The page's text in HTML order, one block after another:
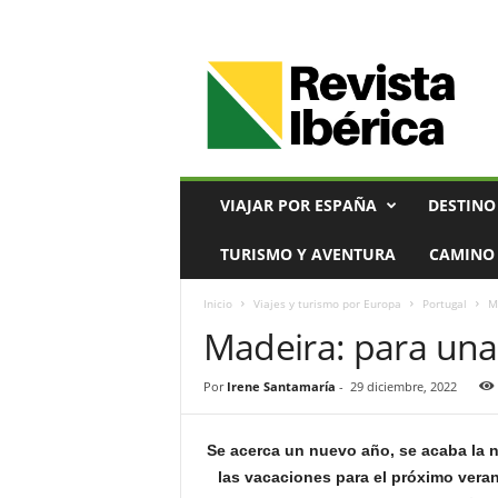
VIAJAR POR ESPAÑA
TURISMO Y AVENTURA CAMINO
Inicio Viajes y turismo por Europa Portugal
Madeira: para
Por Irene Santamaría - 29 diciembre, 2022
Se acerca un nuevo año, se acaba la
las vacaciones para el próximo